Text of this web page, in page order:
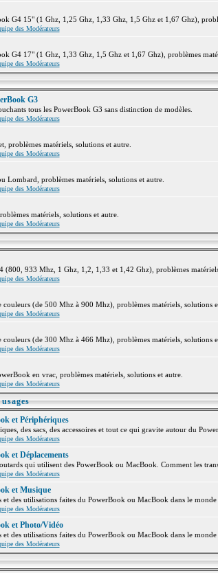
G4 15" (1 Ghz, 1,25 Ghz, 1,33 Ghz, 1,5 Ghz et 1,67 Ghz),
des Modérateurs
G4 17" (1 Ghz, 1,33 Ghz, 1,5 Ghz et 1,67 Ghz), problèmes
des Modérateurs
G3
tous les PowerBook G3 sans distinction de modèles.
des Modérateurs
problèmes matériels, solutions et autre.
des Modérateurs
Lombard, problèmes matériels, solutions et autre.
des Modérateurs
matériels, solutions et autre.
des Modérateurs
(800, 933 Mhz, 1 Ghz, 1,2, 1,33 et 1,42 Ghz), problèmes
des Modérateurs
(de 500 Mhz à 900 Mhz), problèmes matériels, solutions
des Modérateurs
(de 300 Mhz à 466 Mhz), problèmes matériels, solutions
des Modérateurs
en vrac, problèmes matériels, solutions et autre.
des Modérateurs
et Périphériques
des sacs, des accessoires et tout ce qui gravite autour du
des Modérateurs
et Déplacements
qui utilisent des PowerBook ou MacBook. Comment les
des Modérateurs
et Musique
et des utilisations faites du PowerBook ou MacBook dans le monde
des Modérateurs
et Photo/Vidéo
et des utilisations faites du PowerBook ou MacBook dans le
des Modérateurs